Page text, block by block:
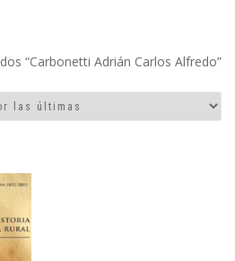
“Carbonetti Adrián Carlos Alfredo”